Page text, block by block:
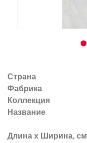
Страна
Фабрика
Коллекция
Название
Длина х Ширина, см